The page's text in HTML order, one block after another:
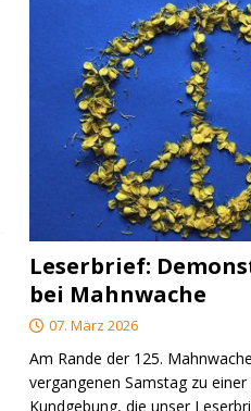
Leserbrief:
bei Mahnwache
07. März 2026
Am Rande der 125.
vergangenen Samstag zu
Kundgebung, die unser